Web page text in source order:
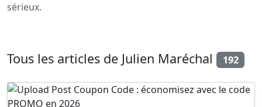
sérieux.
Tous les articles de Julien Maréchal 192